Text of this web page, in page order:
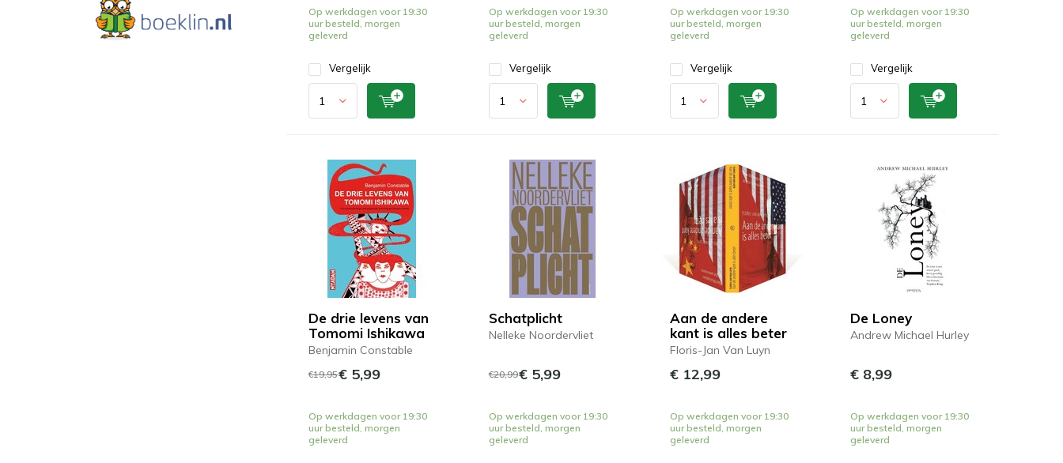
Op werkdagen voor 19:30
uur besteld, morgen
geleverd
Vergelijk
Op werkdagen voor 19:30
uur besteld, morgen
geleverd
Vergelijk
Op werkdagen voor 19:30
uur besteld, morgen
geleverd
Vergelijk
Op werkdagen voor 19:30
uur besteld, morgen
geleverd
Vergelijk
De drie levens van
Tomomi Ishikawa
Benjamin Constable
€19,95€ 5,99
Op werkdagen voor 19:30
uur besteld, morgen
geleverd
Schatplicht
Nelleke Noordervliet
€20,99€ 5,99
Op werkdagen voor 19:30
uur besteld, morgen
geleverd
Aan de andere
kant is alles beter
Floris-Jan Van Luyn
€ 12,99
Op werkdagen voor 19:30
uur besteld, morgen
geleverd
De Loney
Andrew Michael Hurley
€ 8,99
Op werkdagen voor 19:30
uur besteld, morgen
geleverd